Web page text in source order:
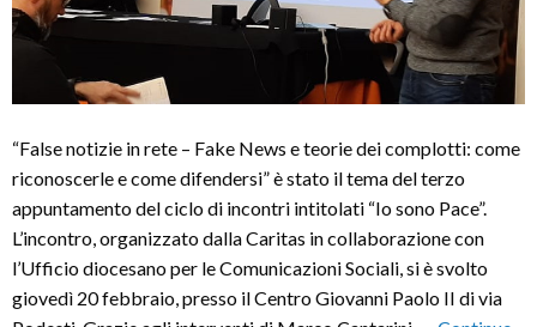
“False notizie in rete – Fake News e teorie dei complotti: come
riconoscerle e come difendersi” è stato il tema del terzo
appuntamento del ciclo di incontri intitolati “Io sono Pace”.
L’incontro, organizzato dalla Caritas in collaborazione con
l’Ufficio diocesano per le Comunicazioni Sociali, si è svolto
giovedì 20 febbraio, presso il Centro Giovanni Paolo II di via